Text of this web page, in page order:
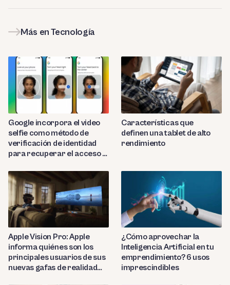
Más en Tecnología
Google incorpora el video
selfie como método de
verificación de identidad
para recuperar el acceso a
Características que
definen una tablet de alto
rendimiento
Apple Vision Pro: Apple
informa quiénes son los
principales usuarios de sus
nuevas gafas de realidad
¿Cómo aprovechar la
Inteligencia Artificial en tu
emprendimiento? 6 usos
imprescindibles